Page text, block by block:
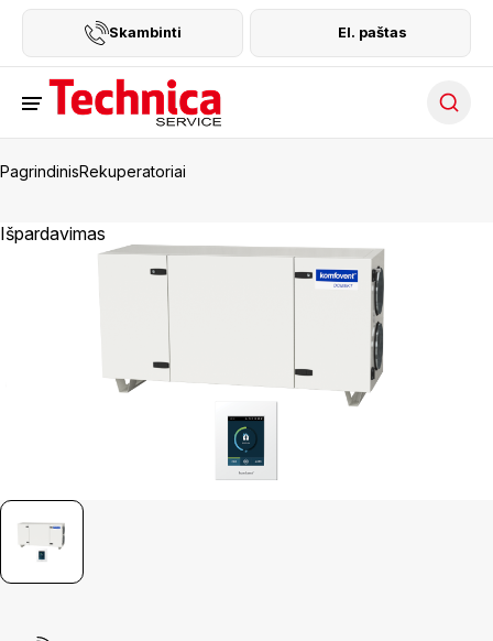
Skambinti El. paštas
PagrindinisRekuperatoriai
Išpardavimas